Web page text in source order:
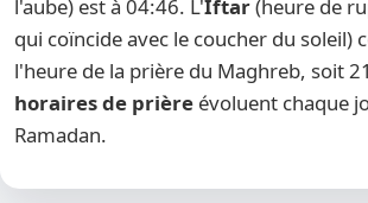
l'aube) est à 04:46. L'Iftar(heure de
qui coïncide avec le coucher du soleil)
l'heure de la prière du Maghreb, soit
horaires de prière évoluent chaque
Ramadan.